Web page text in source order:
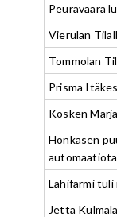
Peuravaara
Vierulan
Tommolan
Prisma
Kosken
Honkasen
automaatiota
Lähifarmi tuli
Jetta